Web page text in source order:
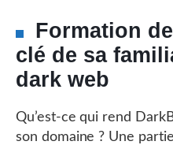
Formation
clé de sa
dark web
Qu’est-ce qui rend
son domaine ? Une